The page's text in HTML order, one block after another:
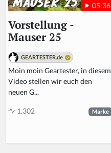
05:36
Vorstellung -
Mauser 25
GEARTESTER.de
Moin moin Geartester, in diesem
Video stellen wir euch den
neuen G...
1.302 Marke